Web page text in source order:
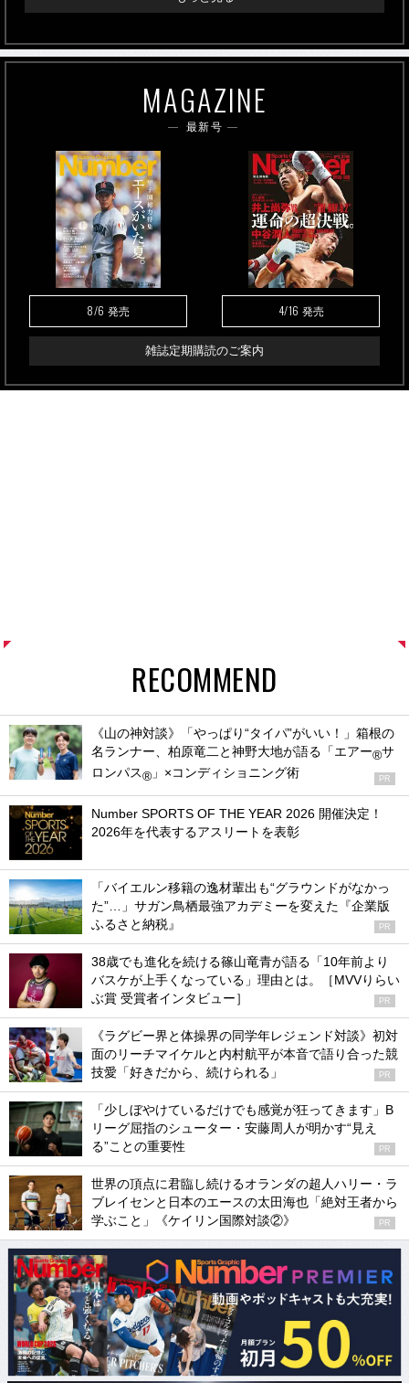
MAGAZINE
最新号
8/6 発売 4/16 発売
雑誌定期購読のご案内
RECOMMEND
《山の神対談》「やっぱり“タイパ”がいい！」箱根の
名ランナー、柏原竜二と神野大地が語る「エアー®サ
ロンパス® 」×コンディショニング術 PR
Number SPORTS OF THE YEAR 2026 開催決定！
2026年を代表するアスリートを表彰
「バイエルン移籍の逸材輩出も“グラウンドがなかっ
た”…」サガン鳥栖最強アカデミーを変えた『企業版
ふるさと納税』
PR
38歳でも進化を続ける篠山竜青が語る「10年前より
バスケが上手くなっている」理由とは。［MVVりらい
ぶ賞 受賞者インタビュー］
PR
《ラグビー界と体操界の同学年レジェンド対談》初対
面のリーチマイケルと内村航平が本音で語り合った競
技愛「好きだから、続けられる」
PR
「少しぼやけているだけでも感覚が狂ってきます」B
リーグ屈指のシューター・安藤周人が明かす“見え
る”ことの重要性
PR
世界の頂点に君臨し続けるオランダの超人ハリー・ラ
ブレイセンと日本のエースの太田海也「絶対王者から
学ぶこと」《ケイリン国際対談②》
PR